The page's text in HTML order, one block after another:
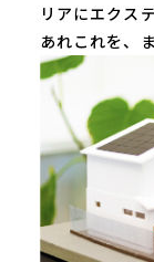
リアにエクス
あれこれを、